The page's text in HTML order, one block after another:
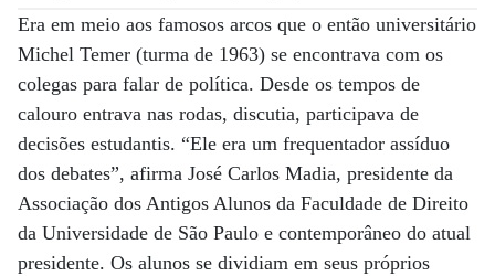
Era em meio aos famosos arcos que o então universitário
Michel Temer (turma de 1963) se encontrava com os
colegas para falar de política. Desde os tempos de
calouro entrava nas rodas, discutia, participava de
decisões estudantis. “Ele era um frequentador assíduo
dos debates”, afirma José Carlos Madia, presidente da
Associação dos Antigos Alunos da Faculdade de Direito
da Universidade de São Paulo e contemporâneo do atual
presidente. Os alunos se dividiam em seus próprios